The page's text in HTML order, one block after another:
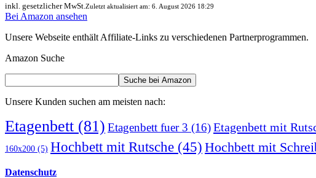
inkl. gesetzlicher MwSt. Zuletzt aktualisiert am: 6. August 2026 18:29
Bei Amazon ansehen
Unsere Webseite enthält Affiliate-Links zu verschiedenen Partnerprogrammen.
Amazon Suche
Unsere Kunden suchen am meisten nach:
Etagenbett (81) Etagenbett fuer 3 (16)Etagenbett mit
160x200 (5) Hochbett mit Rutsche (45) Hochbett mit
Datenschutz